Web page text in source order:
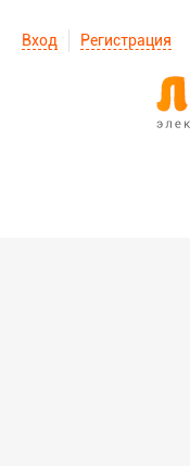
Вход Регистрация